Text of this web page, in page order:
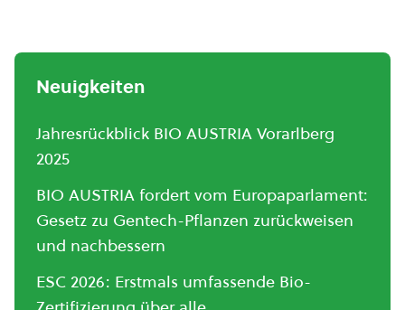
Neuigkeiten
Jahresrückblick BIO AUSTRIA Vorarlberg
2025
BIO AUSTRIA fordert vom Europaparlament:
Gesetz zu Gentech-Pflanzen zurückweisen
und nachbessern
ESC 2026: Erstmals umfassende Bio-